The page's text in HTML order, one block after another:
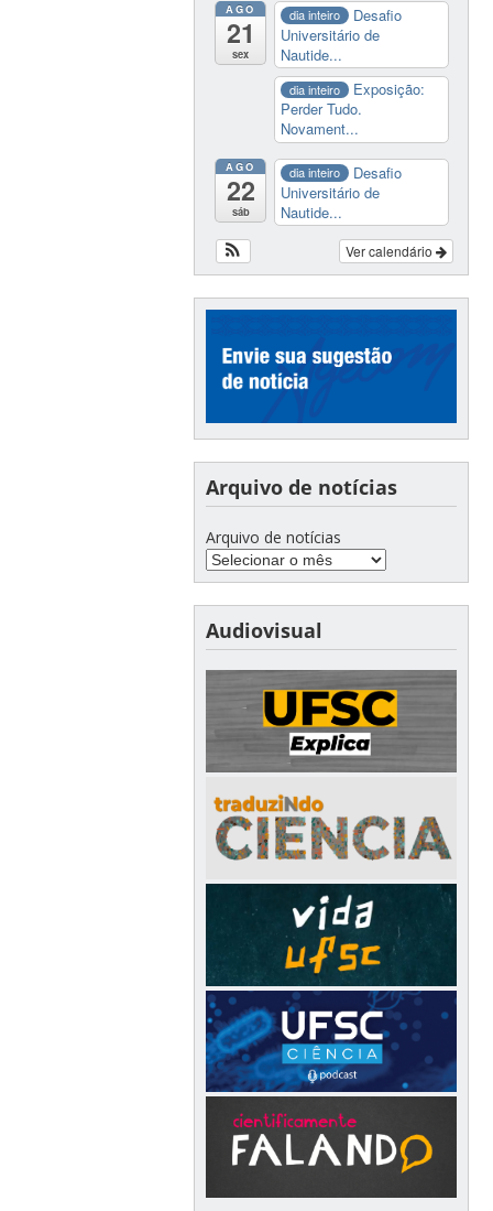
AGO
21
sex
dia inteiro
Desafio
Universitário de
Nautide...
dia inteiro
Exposição:
Perder Tudo.
Novament...
AGO
22
sáb
dia inteiro
Desafio
Universitário de
Nautide...
Ver calendário
Arquivo de notícias
Arquivo de notícias
Audiovisual